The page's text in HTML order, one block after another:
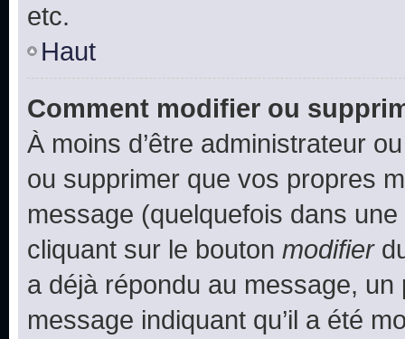
etc.
Haut
Comment modifier ou
À moins d’être administrateur
ou supprimer que vos propres
message (quelquefois dans
cliquant sur le bouton modifier
a déjà répondu au message, un
message indiquant qu’il a été